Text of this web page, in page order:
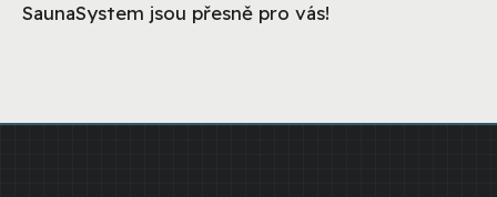
SaunaSystem jsou přesně pro vás!